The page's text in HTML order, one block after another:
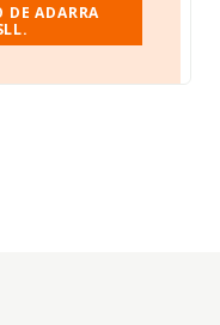
DE ADARRA